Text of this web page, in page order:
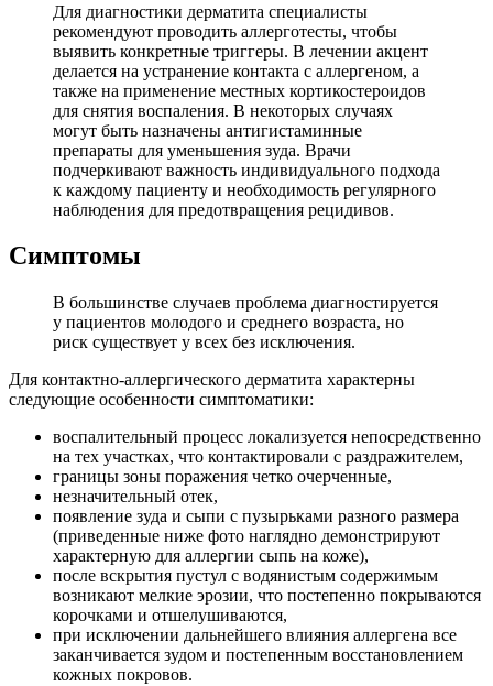
Для диагностики дерматита специалисты
рекомендуют проводить аллерготесты, чтобы
выявить конкретные триггеры. В лечении акцент
делается на устранение контакта с аллергеном, а
также на применение местных кортикостероидов
для снятия воспаления. В некоторых случаях
могут быть назначены антигистаминные
препараты для уменьшения зуда. Врачи
подчеркивают важность индивидуального подхода
к каждому пациенту и необходимость регулярного
наблюдения для предотвращения рецидивов.
Симптомы
В большинстве случаев проблема диагностируется
у пациентов молодого и среднего возраста, но
риск существует у всех без исключения.
Для контактно-аллергического дерматита характерны
следующие особенности симптоматики:
воспалительный процесс локализуется непосредственно
на тех участках, что контактировали с раздражителем,
границы зоны поражения четко очерченные,
незначительный отек,
появление зуда и сыпи с пузырьками разного размера
(приведенные ниже фото наглядно демонстрируют
характерную для аллергии сыпь на коже),
после вскрытия пустул с водянистым содержимым
возникают мелкие эрозии, что постепенно покрываются
корочками и отшелушиваются,
при исключении дальнейшего влияния аллергена все
заканчивается зудом и постепенным восстановлением
кожных покровов.